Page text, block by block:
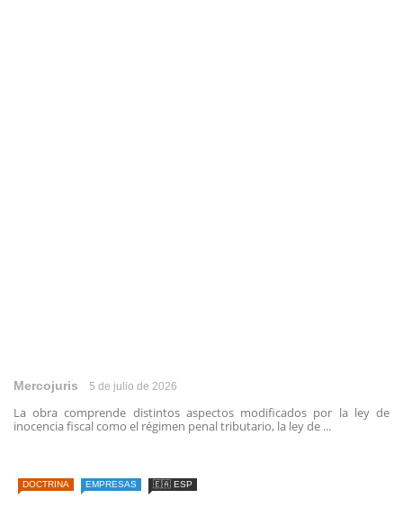
Mercojuris 5 de julio de 2026
La obra comprende distintos aspectos modificados por la ley de
inocencia fiscal como el régimen penal tributario, la ley de ...
DOCTRINA EMPRESAS 🇪🇦 ESP